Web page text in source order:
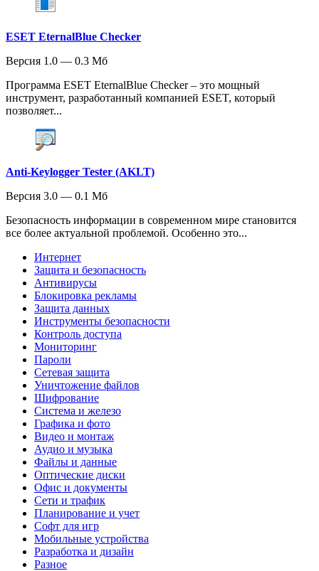
ESET EternalBlue Checker
Версия 1.0 — 0.3 Мб
Программа ESET EternalBlue Checker – это мощный
инструмент, разработанный компанией ESET, который
позволяет...
Anti-Keylogger Tester (AKLT)
Версия 3.0 — 0.1 Мб
Безопасность информации в современном мире становится
все более актуальной проблемой. Особенно это...
Интернет
Защита и безопасность
Антивирусы
Блокировка рекламы
Защита данных
Инструменты безопасности
Контроль доступа
Мониторинг
Пароли
Сетевая защита
Уничтожение файлов
Шифрование
Система и железо
Графика и фото
Видео и монтаж
Аудио и музыка
Файлы и данные
Оптические диски
Офис и документы
Сети и трафик
Планирование и учет
Софт для игр
Мобильные устройства
Разработка и дизайн
Разное